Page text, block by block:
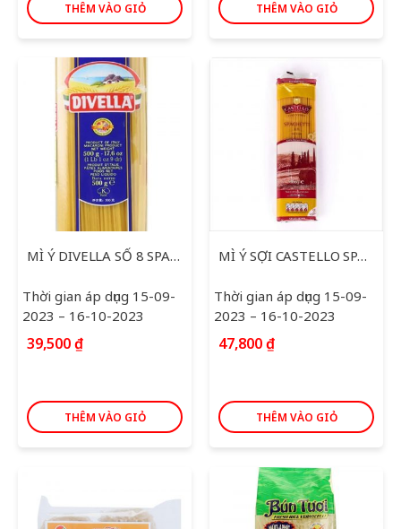
THÊM VÀO GIỎ THÊM VÀO GIỎ
MÌ Ý DIVELLA SỐ 8 SPAGHETI 500G
Thời gian áp dụng 15-09-
2023 – 16-10-2023
39,500₫
THÊM VÀO GIỎ
MÌ Ý SỢI CASTELLO SPAGHETI 500G
Thời gian áp dụng 15-09-
2023 – 16-10-2023
47,800₫
THÊM VÀO GIỎ